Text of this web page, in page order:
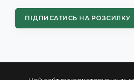
ПІДПИСАТИСЬ НА РОЗСИЛКУ